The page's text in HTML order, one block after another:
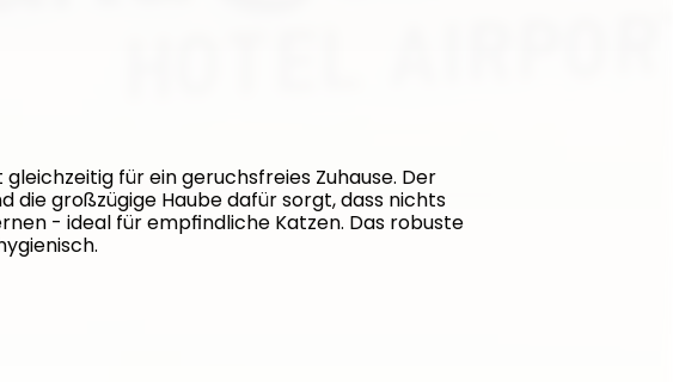
für ein geruchsfreies Zuhause. Der
großzügige Haube dafür sorgt, dass nichts
- ideal für empfindliche Katzen. Das robuste